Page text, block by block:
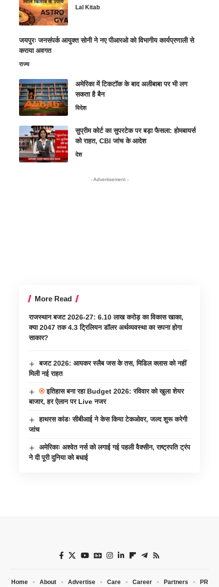
Lal Kitab
जयपुरः जनसंपर्क आयुक्त सोनी ने नए पीआरओ को विभागीय कार्यप्रणाली से
कराया अवगत
राज्य
अमेरिका में टिकटॉक के बाद अलीबाबा पर भी लग
सकता है बैन
विदेश
सुप्रीम कोर्ट का सुपरटेक पर बड़ा फैसला: होमबायर्स
को राहत, CBI जांच के आदेश
देश
- Advertisement -
More Read
राजस्थान बजट 2026-27: 6.10 लाख करोड़ का विकास खाका,
क्या 2047 तक 4.3 ट्रिलियन डॉलर अर्थव्यवस्था का सपना होगा
साकार?
बजट 2026: आयकर स्लैब जस के तस, मिडिल क्लास को नहीं
मिली नई राहत
इतिहास बना रहा Budget 2026: रविवार को खुला शेयर
बाजार, हर ऐलान पर Live नजर
हाथरस कांडः सीबीआई ने केस किया टेकओवर, जल्द शुरू करेगी
जांच
अमेरिकाः अश्वेत नर्स को लगाई गई पहली वैक्सीन, राष्ट्रपति ट्रंप
ने दी पूरी दुनिया को बधाई
Home About Advertise Care Career Partners PR